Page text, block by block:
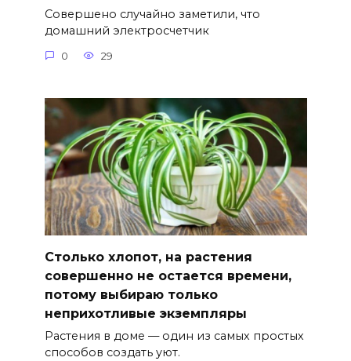
Совершено случайно заметили, что
домашний электросчетчик
0 29
Столько хлопот, на растения
совершенно не остается времени,
потому выбираю только
неприхотливые экземпляры
Растения в доме — один из самых простых
способов создать уют.